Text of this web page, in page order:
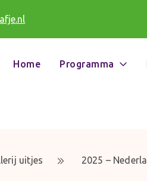
Home Programma
uitjes 2025 –